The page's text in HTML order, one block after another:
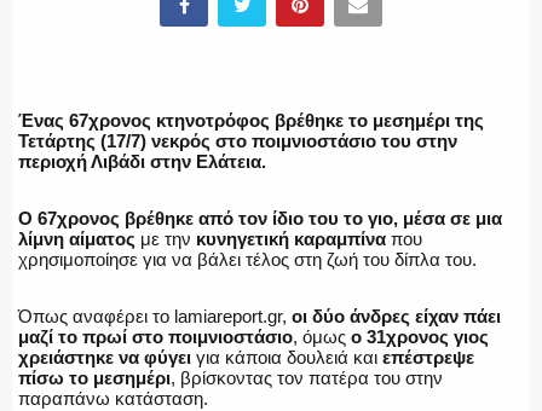
Ένας 67χρονος κτηνοτρόφος βρέθηκε το μεσημέρι της
Τετάρτης (17/7) νεκρός στο ποιμνιοστάσιο του στην
περιοχή Λιβάδι στην Ελάτεια.
Ο 67χρονος βρέθηκε από τον ίδιο του το γιο, μέσα σε μια
λίμνη αίματος με την κυνηγετική καραμπίνα που
χρησιμοποίησε για να βάλει τέλος στη ζωή του δίπλα του.
Όπως αναφέρει το lamiareport.gr, οι δύο άνδρες είχαν πάει
μαζί το πρωί στο ποιμνιοστάσιο, όμως ο 31χρονος γιος
χρειάστηκε να φύγει για κάποια δουλειά και επέστρεψε
πίσω το μεσημέρι, βρίσκοντας τον πατέρα του στην
παραπάνω κατάσταση.